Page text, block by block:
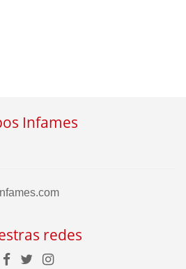
Infames
redes